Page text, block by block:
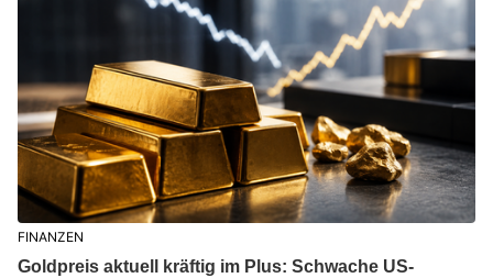
FINANZEN
Goldpreis aktuell kräftig im Plus: Schwache US-